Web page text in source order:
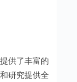
供了丰富的
研究提供全